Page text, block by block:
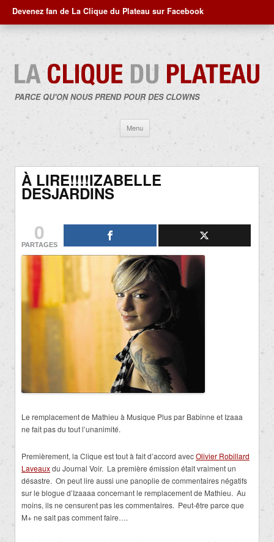
Devenez fan de La Clique du Plateau sur Facebook
PARCE QU'ON NOUS PREND POUR DES CLOWNS
Menu
contenu
À LIRE!!!!IZABELLE
DESJARDINS
0
PARTAGES
Le remplacement de Mathieu à Musique Plus par Babinne et Izaaa
ne fait pas du tout l’unanimité.
Premièrement, la Clique est tout à fait d’accord avecOlivier Robillard
Laveauxdu Journal Voir. La première émission était vraiment un
désastre. On peut lire aussi une panoplie de commentaires négatifs
sur le blogue d’Izaaaa concernant le remplacement de Mathieu. Au
moins, ils ne censurent pas les commentaires. Peut-être parce que
M+ ne sait pas comment faire….